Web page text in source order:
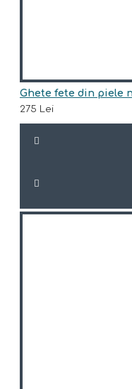
275 Lei